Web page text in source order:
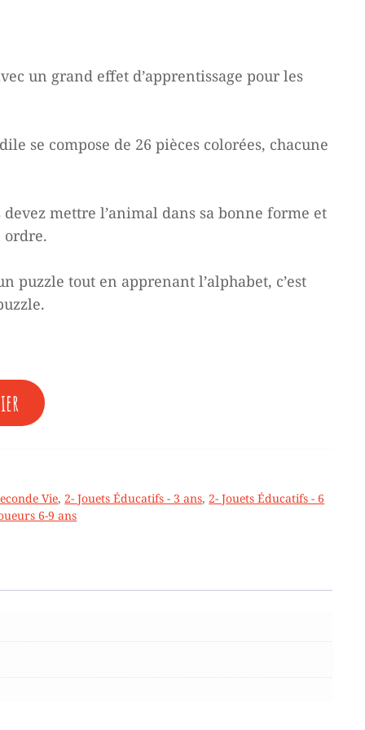
un grand effet d’apprentissage pour les
se compose de 26 pièces colorées, chacune
mettre l’animal dans sa bonne forme et
ordre.
puzzle tout en apprenant l’alphabet, c’est
Vie, 2- Jouets Éducatifs - 3 ans, 2- Jouets Éducatifs - 6
6-9 ans